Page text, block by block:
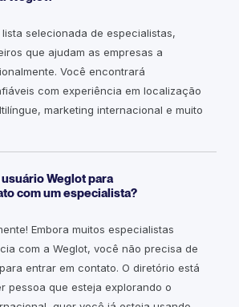
selecionada de especialistas,
que ajudam as empresas a
Você encontrará
com experiência em localização
marketing internacional e muito
Weglot para
com um especialista?
Embora muitos especialistas
com a Weglot, você não precisa de
entrar em contato. O diretório está
pessoa que esteja explorando o